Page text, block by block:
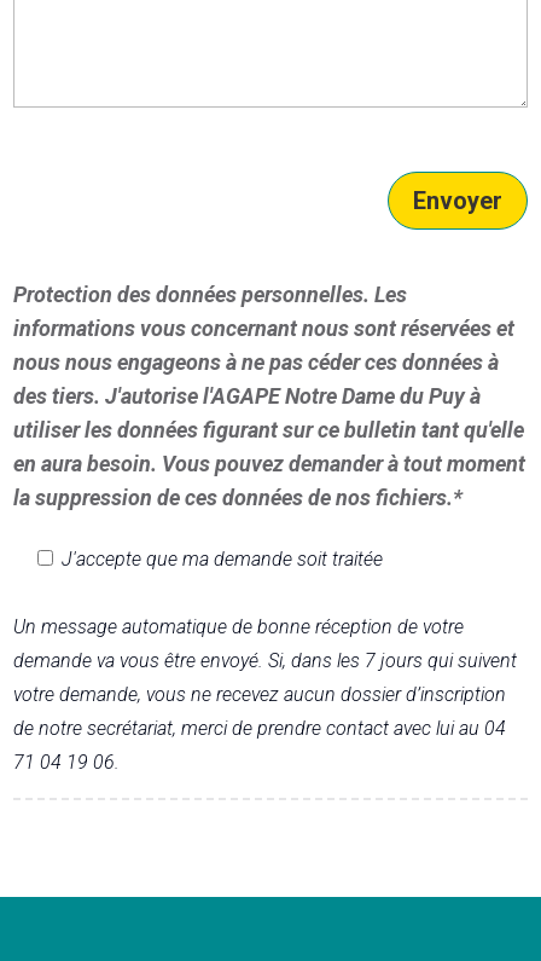
Envoyer
Protection des données personnelles. Les
informations vous concernant nous sont réservées et
nous nous engageons à ne pas céder ces données à
des tiers. J'autorise l'AGAPE Notre Dame du Puy à
utiliser les données figurant sur ce bulletin tant qu'elle
en aura besoin. Vous pouvez demander à tout moment
la suppression de ces données de nos fichiers.*
J'accepte que ma demande soit traitée
Un message automatique de bonne réception de votre
demande va vous être envoyé. Si, dans les 7 jours qui suivent
votre demande, vous ne recevez aucun dossier d’inscription
de notre secrétariat, merci de prendre contact avec lui au 04
71 04 19 06.